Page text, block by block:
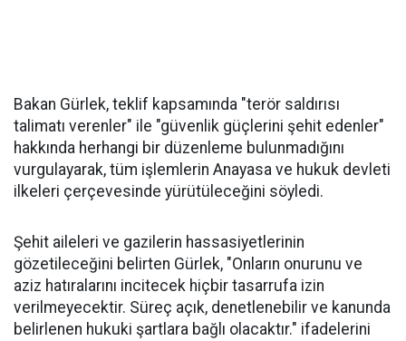
Bakan Gürlek, teklif kapsamında "terör saldırısı
talimatı verenler" ile "güvenlik güçlerini şehit edenler"
hakkında herhangi bir düzenleme bulunmadığını
vurgulayarak, tüm işlemlerin Anayasa ve hukuk devleti
ilkeleri çerçevesinde yürütüleceğini söyledi.
Şehit aileleri ve gazilerin hassasiyetlerinin
gözetileceğini belirten Gürlek, "Onların onurunu ve
aziz hatıralarını incitecek hiçbir tasarrufa izin
verilmeyecektir. Süreç açık, denetlenebilir ve kanunda
belirlenen hukuki şartlara bağlı olacaktır." ifadelerini